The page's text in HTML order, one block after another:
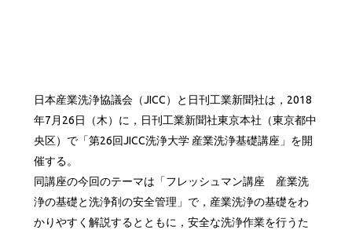
日本産業洗浄協議会（JICC）と日刊工業新聞社は，2018
年7月26日（木）に，日刊工業新聞社東京本社（東京都中
央区）で「第26回JICC洗浄大学 産業洗浄基礎講座」を開
催する。
同講座の今回のテーマは「フレッシュマン講座 産業洗
浄の基礎と洗浄剤の安全管理」で，産業洗浄の基礎をわ
かりやすく解説するとともに，安全な洗浄作業を行うた